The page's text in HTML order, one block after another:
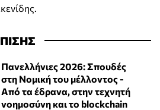
Πανελλήνιες 2026: Σπουδές
στη Νομική του μέλλοντος -
Από τα έδρανα, στην τεχνητή
νοημοσύνη και το blockchain